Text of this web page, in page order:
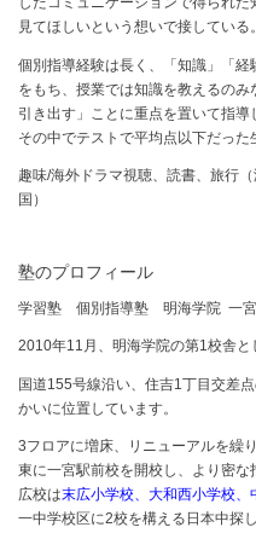
見てほしいという想いで接している。
個別指導経験は長く、「知識」「
をもち、授業では知識を教えるの
引き出す」ことに重点を置いて指導
その中でテストで平均点以下だった
趣味/海外ドラマ視聴、読書、旅行
国）
塾のプロフィール
学習塾 個別指導塾 明海学院 一
2010年11月、明海学院の第1校舎と
国道155号線沿い、住吉1丁目交差
かいに位置しています。
3フロアに増床、リニューアルを繰
東に一宮駅前校を開校し、より密
広校は末広小学校、大和西小学校
一中学校区に2校を構える日本中探